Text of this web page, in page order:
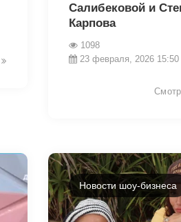
Салибековой и
Карпова
1098
23 февраля, 2026 15:50
Новости шоу-бизнеса